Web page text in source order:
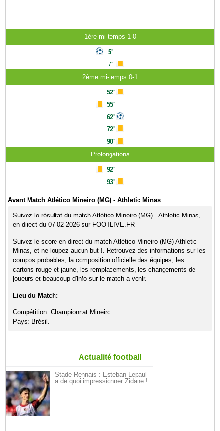
1ère mi-temps 1-0
5'
7'
2ème mi-temps 0-1
52'
55'
62'
72'
90'
Prolongations
92'
93'
Avant Match Atlético Mineiro (MG) - Athletic Minas
Suivez le résultat du match Atlético Mineiro (MG) - Athletic Minas,
en direct du 07-02-2026 sur FOOTLIVE.FR
Suivez le score en direct du match Atlético Mineiro (MG) Athletic
Minas, et ne loupez aucun but !. Retrouvez des informations sur les
compos probables, la composition officielle des équipes, les
cartons rouge et jaune, les remplacements, les changements de
joueurs et beaucoup d'info sur le match a venir.
Lieu du Match:
Compétition: Championnat Mineiro.
Pays: Brésil.
Actualité football
Stade Rennais : Esteban Lepaul
a de quoi impressionner Zidane !